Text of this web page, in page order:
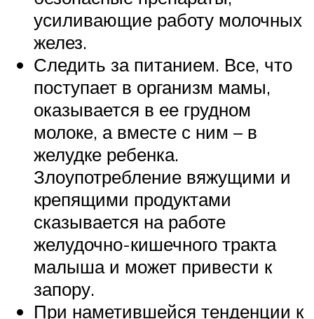
усиливающие работу молочных
желез.
Следить за питанием. Все, что
поступает в организм мамы,
оказывается в ее грудном
молоке, а вместе с ним – в
желудке ребенка.
Злоупотребление вяжущими и
крепящими продуктами
сказывается на работе
желудочно-кишечного тракта
малыша и может привести к
запору.
При наметившейся тенденции к